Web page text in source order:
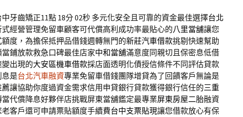
牙齒矯正11點 18分 02秒多元化安全且可靠的資金最佳選擇台北
經營管理免留車顧客可代償高利成功率最貼心的八里當舖讓您
度，為擔保抵押品借錢週轉無門的新莊汽車借款挑剔快速幫助
鋪放款救急口碑最佳店家中和當舖滿意度同親切且保密息低借
出現的大安區機車借款採店面透明化債授信條件不同評估貸款
是台北汽車融資專業免留車借錢團隊增貸為了回饋客戶無論是
讓協助你度過資金需求信用申貸銀行貸款獲得銀行信任的三重
代償降息好夥伴店挑戰屏東當舖鑑定最專業屏東房屋二胎融資
客戶還可申請票貼額度手續費台中支票貼現讓您借款放心有保